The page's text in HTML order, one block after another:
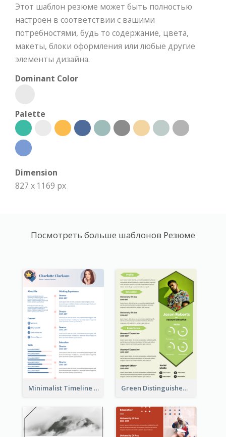
Этот шаблон резюме может быть полностью
настроен в соответствии с вашими
потребностями, будь то содержание, цвета,
макеты, блоки оформления или любые другие
элементы дизайна.
Dominant Color
Palette
Dimension
827 x 1169 px
Посмотреть больше шаблонов Резюме
Minimalist Timeline Medical Student Resume Green Distinguished Resume